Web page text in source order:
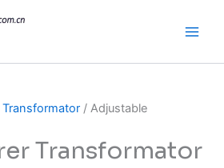
Transformator / Adjustable
Transformator